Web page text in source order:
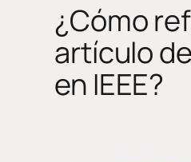
¿Cómo
artículo
en IEEE?